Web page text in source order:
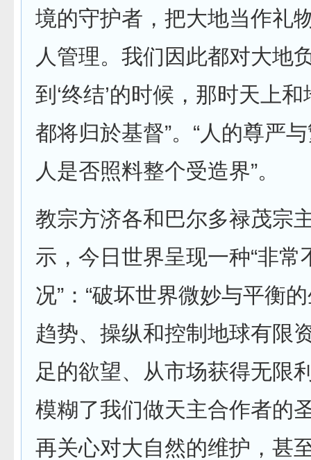
境的守护者，把大地当作礼
人管理。我们因此都对大地
到‘终结’的时候，那时天上
都将归於基督”。“人的尊严
人是否照料整个受造界”。
教宗方济各和巴尔多禄茂宗
示，今日世界呈现一种“非常
况”：“破坏世界微妙与平衡
趋势、操纵和控制地球有限
足的欲望、从市场获得无限
模糊了我们做天主合作者的
再关心对大自然的维护，甚